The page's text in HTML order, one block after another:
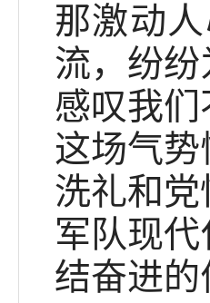
那激动
流，纷
感叹我
这场气
洗礼和
军队现
结奋进